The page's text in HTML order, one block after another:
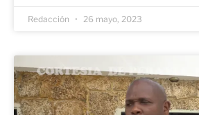
Redacción 26 mayo, 2023